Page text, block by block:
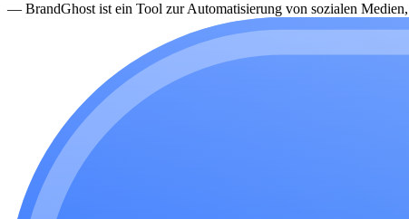
— BrandGhost ist ein Tool zur Automatisierung von sozialen